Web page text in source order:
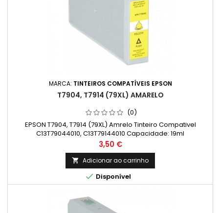
MARCA: TINTEIROS COMPATÍVEIS EPSON
T7904, T7914 (79XL) AMARELO
(0)
EPSON T7904, T7914 (79XL) Amrelo Tinteiro Compativel
C13T79044010, C13T79144010 Capacidade: 19ml
Preço
3,50 €
 Adicionar ao carrinho
 Disponível